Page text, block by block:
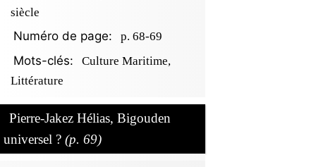
siècle
Numéro de page: p. 68-69
Mots-clés:
Culture Maritime,
Littérature
Pierre-Jakez Hélias, Bigouden
universel ? (p. 69)